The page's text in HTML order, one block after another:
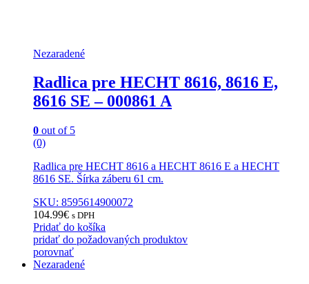
Nezaradené
Radlica pre HECHT 8616, 8616 E,
8616 SE – 000861 A
0 out of 5
(0)
Radlica pre HECHT 8616 a HECHT 8616 E a HECHT
8616 SE. Šírka záberu 61 cm.
SKU: 8595614900072
104.99€ s DPH
Pridať do košíka
pridať do požadovaných produktov
porovnať
Nezaradené